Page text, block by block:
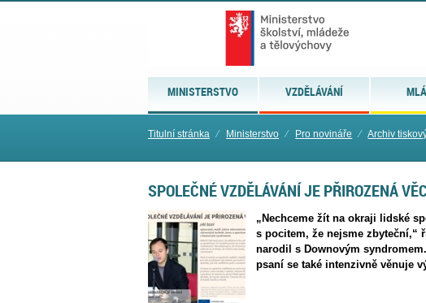
MINISTERSTVO VZDĚLÁVÁNÍ
Titulní stránka ⁄ Ministerstvo ⁄ Pro novináře ⁄ Archiv
SPOLEČNÉ VZDĚLÁVÁNÍ JE PŘIROZENÁ
„Nechceme žít na okraji lidské
s pocitem, že nejsme zbyteční,“
narodil s Downovým
psaní se také intenzivně věnuje